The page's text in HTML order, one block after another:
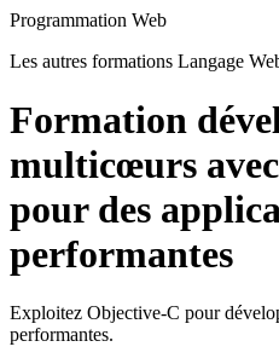
Programmation Web
Les autres formations Langage
Formation
multicœurs
pour des
performantes
Exploitez Objective-C pour
performantes.